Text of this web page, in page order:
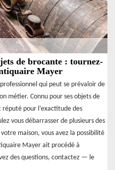
de brocante : tournez-
Mayer
qui peut se prévaloir de
métier. Connu pour ses objets de
pour l’exactitude des
vous débarrasser de plusieurs des
maison, vous avez la possibilité
Mayer ait procédé à
des questions, contactez — le